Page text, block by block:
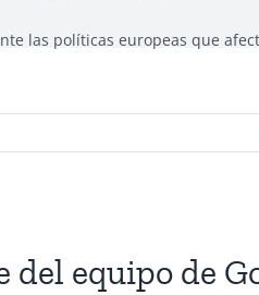
las políticas europeas que
equipo de